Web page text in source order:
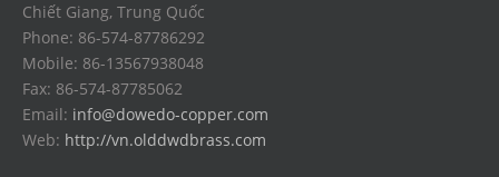
Chiết Giang, Trung Quốc
Phone: 86-574-87786292
Mobile: 86-13567938048
Fax: 86-574-87785062
Email: info@dowedo-copper.com
Web: http://vn.olddwdbrass.com